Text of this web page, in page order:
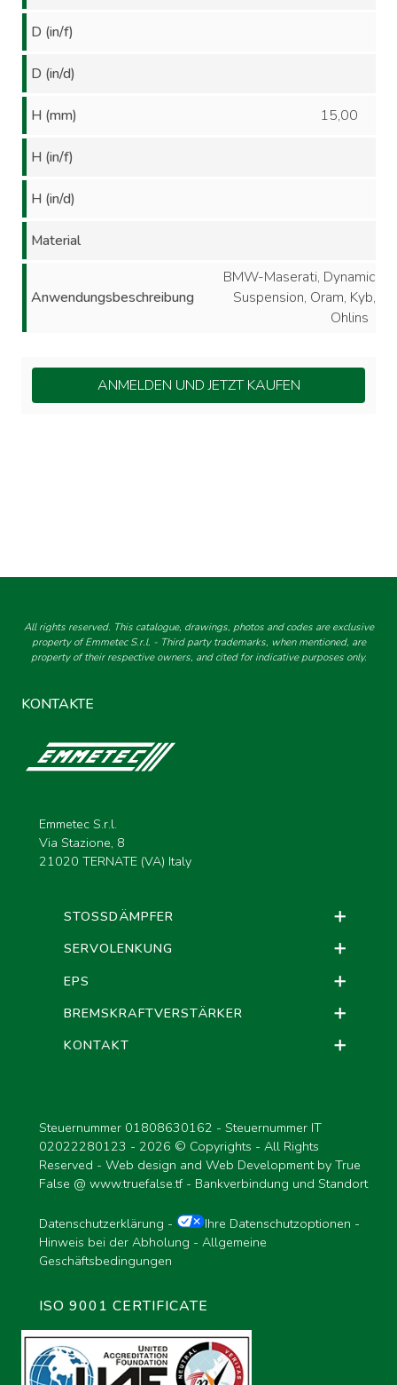
D (in/f)
D (in/d)
H (mm) 15,00
H (in/f)
H (in/d)
Material
Anwendungsbeschreibung
BMW-Maserati, Dynamic
Suspension, Oram, Kyb,
Ohlins
ANMELDEN UND JETZT KAUFEN
All rights reserved. This catalogue, drawings, photos and codes are exclusive
property of Emmetec S.r.l. - Third party trademarks, when mentioned, are
property of their respective owners, and cited for indicative purposes only.
KONTAKTE
Emmetec S.r.l.
Via Stazione, 8
21020 TERNATE (VA) Italy
STOSSDÄMPFER
SERVOLENKUNG
EPS
BREMSKRAFTVERSTÄRKER
KONTAKT
Steuernummer 01808630162 - Steuernummer IT
02022280123 - 2026 © Copyrights - All Rights
Reserved - Web design and Web Development by True
False @ www.truefalse.tf- Bankverbindung und Standort
Datenschutzerklärung - Ihre Datenschutzoptionen -
Hinweis bei der Abholung - Allgemeine
Geschäftsbedingungen
ISO 9001 CERTIFICATE